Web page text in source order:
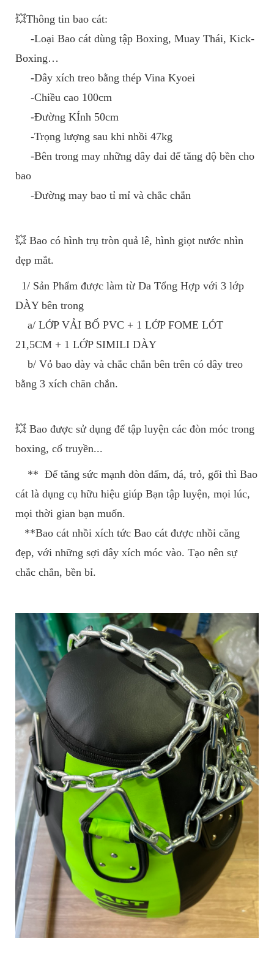
💥Thông tin bao cát:
-Loại Bao cát dùng tập Boxing, Muay Thái, Kick-
Boxing…
-Dây xích treo bằng thép Vina Kyoei
-Chiều cao 100cm
-Đường KÍnh 50cm
-Trọng lượng sau khi nhồi 47kg
-Bên trong may những dây đai để tăng độ bền cho
bao
-Đường may bao tỉ mỉ và chắc chắn
💥 Bao có hình trụ tròn quả lê, hình giọt nước nhìn
đẹp mắt.
1/ Sản Phẩm được làm từ Da Tổng Hợp với 3 lớp
DÀY bên trong
a/ LỚP VẢI BỐ PVC + 1 LỚP FOME LÓT
21,5CM + 1 LỚP SIMILI DÀY
b/ Vỏ bao dày và chắc chắn bên trên có dây treo
bằng 3 xích chăn chắn.
💥 Bao được sử dụng để tập luyện các đòn móc trong
boxing, cổ truyền...
** Để tăng sức mạnh đòn đấm, đá, trỏ, gối thì Bao
cát là dụng cụ hữu hiệu giúp Bạn tập luyện, mọi lúc,
mọi thời gian bạn muốn.
**Bao cát nhồi xích tức Bao cát được nhồi căng
đẹp, với những sợi dây xích móc vào. Tạo nên sự
chắc chắn, bền bỉ.